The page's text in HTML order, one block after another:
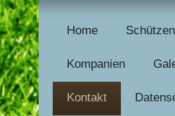
Home
Kompanien
Kontakt